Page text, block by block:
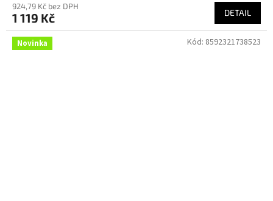
924,79 Kč bez DPH
1 119 Kč DETAIL
Novinka Kód: 8592321738523